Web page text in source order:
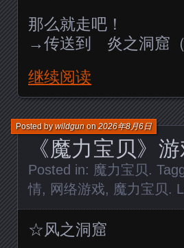
那么就走吧！
→传送到 炎之洞窟（
继续阅读
《魔力宝贝》
Posted bywildgunon2026年8月6日
Posted in: 魔力宝贝 .
情, 网络游戏, 魔力宝贝 .
☆风之洞窟